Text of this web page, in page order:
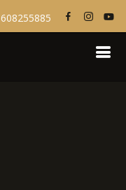
608255885